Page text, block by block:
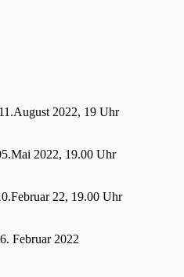
2022, 19 Uhr
2022, 19.00 Uhr
22, 19.00 Uhr
Februar 2022